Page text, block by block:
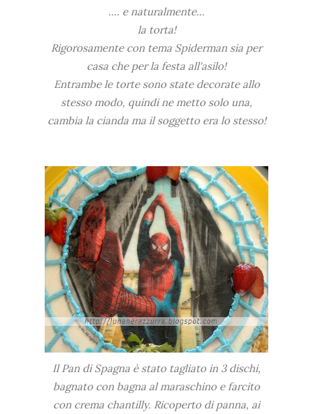
.... e naturalmente...
la torta!
Rigorosamente con tema Spiderman sia per
casa che per la festa all'asilo!
Entrambe le torte sono state decorate allo
stesso modo, quindi ne metto solo una,
cambia la cianda ma il soggetto era lo stesso!
Il Pan di Spagna è stato tagliato in 3 dischi,
bagnato con bagna al maraschino e farcito
con crema chantilly. Ricoperto di panna, ai